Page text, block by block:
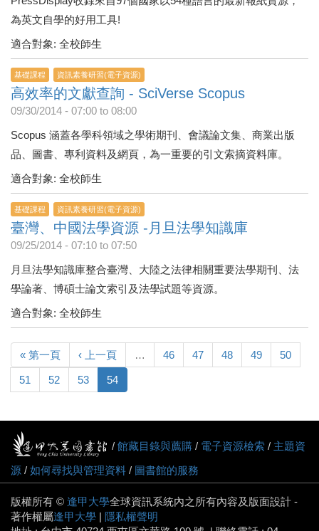
為英文自學的好用工具!
適合對象: 全校師生
基礎課程 資訊素養研習(電子資源)
高效率的文獻查詢 - SciVerse Scopus
09/30/2014 - 07:00 to 08:00
Scopus 涵蓋各學科領域之學術期刊、會議論文集、商業出版
品、圖書、專利資料及網頁，為一重要的引文索摘資料庫。
適合對象: 全校師生
基礎課程 資訊素養研習(電子資源)
臺灣、中國法學資源 -月旦法學知識庫
09/25/2014 - 07:10 to 07:50
月旦法學知識庫整合臺灣、大陸之法律相關重要法學期刊、法
學論著、博碩士論文索引及法學試題等資源。
適合對象: 全校師生
« 第一頁 ‹ 上一頁 … 46 47 48 49 50
51 52 53 54
/ 館藏目錄與薦購 / 電子資源檢索 / 主題資
源 / 如何尋找與管理資料 / 圖書館的服務
版權所有 © 逢甲大學全球資訊系統內之所有內容及版面設計 -
著作權屬逢甲大學 | 隱私權聲明